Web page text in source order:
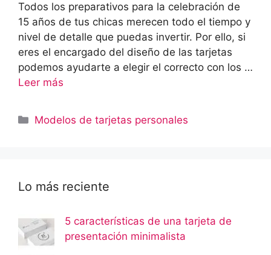
Todos los preparativos para la celebración de
15 años de tus chicas merecen todo el tiempo y
nivel de detalle que puedas invertir. Por ello, si
eres el encargado del diseño de las tarjetas
podemos ayudarte a elegir el correcto con los …
Leer más
Categorías
Modelos de tarjetas personales
Lo más reciente
5 características de una tarjeta de
presentación minimalista